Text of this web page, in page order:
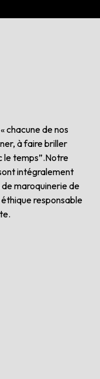
chacune de nos
à faire briller
le temps”.Notre
intégralement
maroquinerie de
responsable